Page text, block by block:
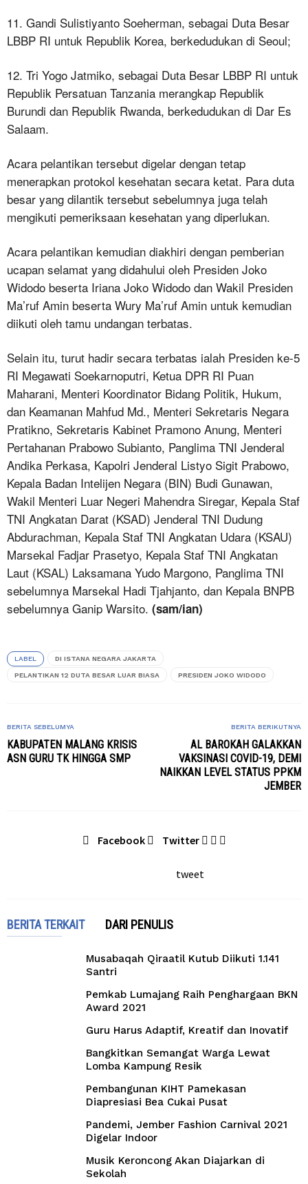
11. Gandi Sulistiyanto Soeherman, sebagai Duta Besar
LBBP RI untuk Republik Korea, berkedudukan di Seoul;
12. Tri Yogo Jatmiko, sebagai Duta Besar LBBP RI untuk
Republik Persatuan Tanzania merangkap Republik
Burundi dan Republik Rwanda, berkedudukan di Dar Es
Salaam.
Acara pelantikan tersebut digelar dengan tetap
menerapkan protokol kesehatan secara ketat. Para duta
besar yang dilantik tersebut sebelumnya juga telah
mengikuti pemeriksaan kesehatan yang diperlukan.
Acara pelantikan kemudian diakhiri dengan pemberian
ucapan selamat yang didahului oleh Presiden Joko
Widodo beserta Iriana Joko Widodo dan Wakil Presiden
Ma’ruf Amin beserta Wury Ma’ruf Amin untuk kemudian
diikuti oleh tamu undangan terbatas.
Selain itu, turut hadir secara terbatas ialah Presiden ke-5
RI Megawati Soekarnoputri, Ketua DPR RI Puan
Maharani, Menteri Koordinator Bidang Politik, Hukum,
dan Keamanan Mahfud Md., Menteri Sekretaris Negara
Pratikno, Sekretaris Kabinet Pramono Anung, Menteri
Pertahanan Prabowo Subianto, Panglima TNI Jenderal
Andika Perkasa, Kapolri Jenderal Listyo Sigit Prabowo,
Kepala Badan Intelijen Negara (BIN) Budi Gunawan,
Wakil Menteri Luar Negeri Mahendra Siregar, Kepala Staf
TNI Angkatan Darat (KSAD) Jenderal TNI Dudung
Abdurachman, Kepala Staf TNI Angkatan Udara (KSAU)
Marsekal Fadjar Prasetyo, Kepala Staf TNI Angkatan
Laut (KSAL) Laksamana Yudo Margono, Panglima TNI
sebelumnya Marsekal Hadi Tjahjanto, dan Kepala BNPB
sebelumnya Ganip Warsito. (sam/ian)
LABEL DI ISTANA NEGARA JAKARTA
PELANTIKAN 12 DUTA BESAR LUAR BIASA PRESIDEN JOKO WIDODO
BERITA SEBELUMYA
KABUPATEN MALANG KRISIS
ASN GURU TK HINGGA SMP
BERITA BERIKUTNYA
AL BAROKAH GALAKKAN
VAKSINASI COVID-19, DEMI
NAIKKAN LEVEL STATUS PPKM
JEMBER
Facebook Twitter
tweet
BERITA TERKAIT DARI PENULIS
Musabaqah Qiraatil Kutub Diikuti 1.141
Santri
Pemkab Lumajang Raih Penghargaan BKN
Award 2021
Guru Harus Adaptif, Kreatif dan Inovatif
Bangkitkan Semangat Warga Lewat
Lomba Kampung Resik
Pembangunan KIHT Pamekasan
Diapresiasi Bea Cukai Pusat
Pandemi, Jember Fashion Carnival 2021
Digelar Indoor
Musik Keroncong Akan Diajarkan di
Sekolah